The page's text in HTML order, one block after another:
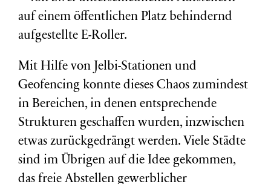
Mit Hilfe von Jelbi-Stationen und
Geofencing konnte dieses Chaos zumindest
in Bereichen, in denen entsprechende
Strukturen geschaffen wurden, inzwischen
etwas zurückgedrängt werden. Viele Städte
sind im Übrigen auf die Idee gekommen,
das freie Abstellen gewerblicher